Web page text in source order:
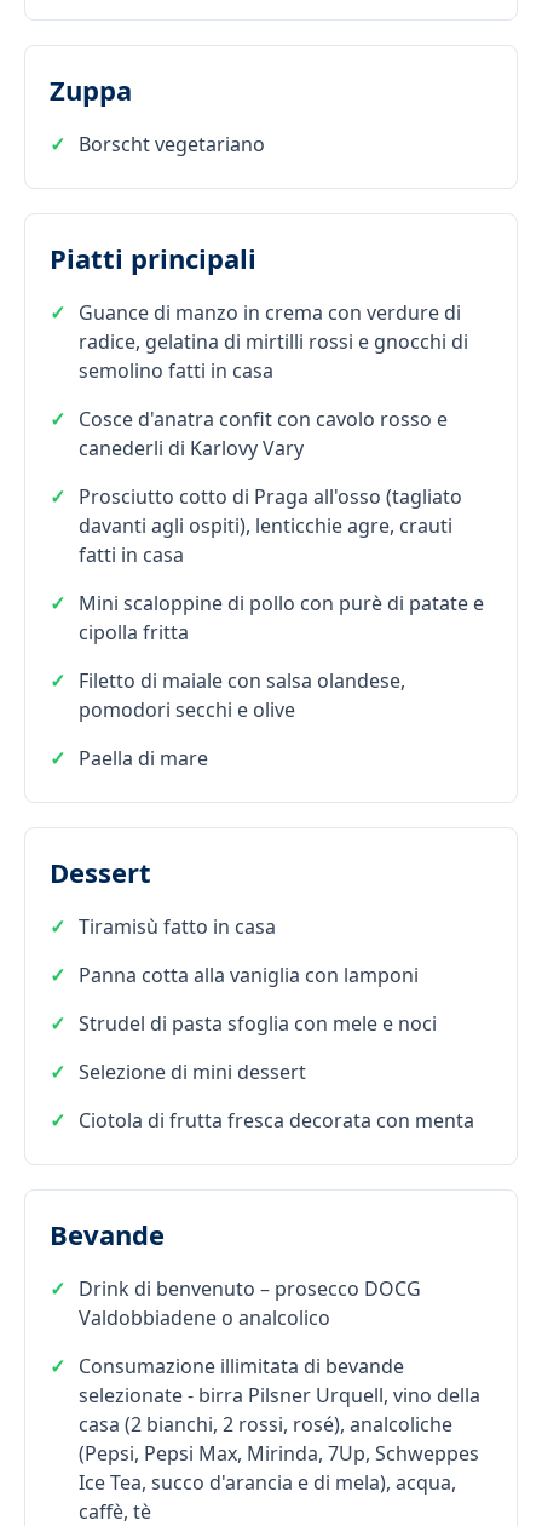
Zuppa
Borscht vegetariano
Piatti principali
Guance di manzo in crema con verdure di
radice, gelatina di mirtilli rossi e gnocchi di
semolino fatti in casa
Cosce d'anatra confit con cavolo rosso e
canederli di Karlovy Vary
Prosciutto cotto di Praga all'osso (tagliato
davanti agli ospiti), lenticchie agre, crauti
fatti in casa
Mini scaloppine di pollo con purè di patate e
cipolla fritta
Filetto di maiale con salsa olandese,
pomodori secchi e olive
Paella di mare
Dessert
Tiramisù fatto in casa
Panna cotta alla vaniglia con lamponi
Strudel di pasta sfoglia con mele e noci
Selezione di mini dessert
Ciotola di frutta fresca decorata con menta
Bevande
Drink di benvenuto – prosecco DOCG
Valdobbiadene o analcolico
Consumazione illimitata di bevande
selezionate - birra Pilsner Urquell, vino della
casa (2 bianchi, 2 rossi, rosé), analcoliche
(Pepsi, Pepsi Max, Mirinda, 7Up, Schweppes
Ice Tea, succo d'arancia e di mela), acqua,
caffè, tè